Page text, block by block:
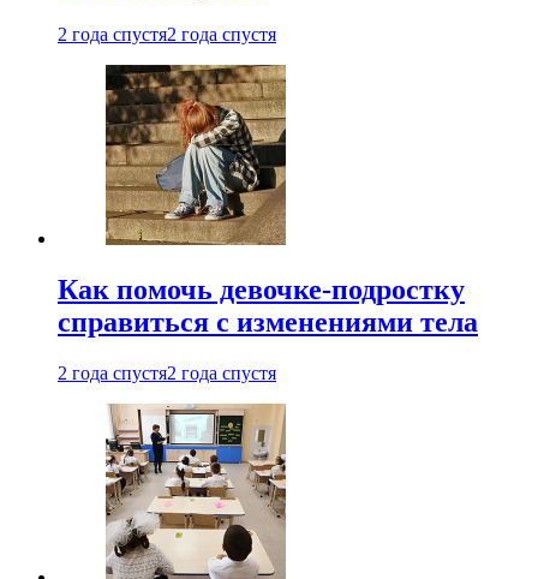
2 года спустя2 года спустя
Как помочь девочке-подростку
справиться с изменениями тела
2 года спустя2 года спустя